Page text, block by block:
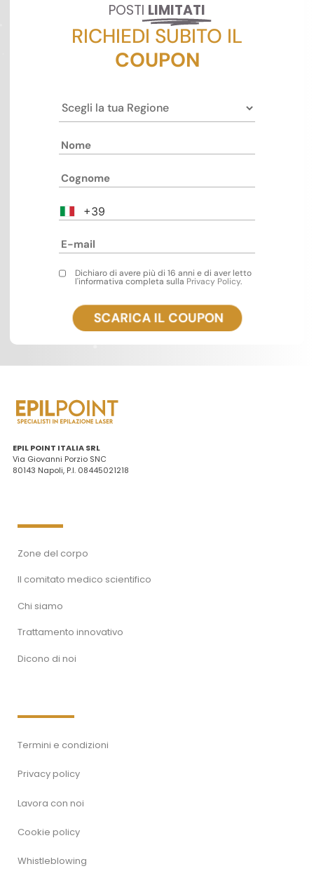
POSTI LIMITATI
RICHIEDI SUBITO IL
COUPON
+39
Dichiaro di avere più di 16 anni e di aver letto
l'informativa completa sulla Privacy Policy.
EPIL POINT ITALIA SRL
Via Giovanni Porzio SNC
80143 Napoli, P.I. 08445021218
Zone del corpo
Il comitato medico scientifico
Chi siamo
Trattamento innovativo
Dicono di noi
Termini e condizioni
Privacy policy
Lavora con noi
Cookie policy
Whistleblowing